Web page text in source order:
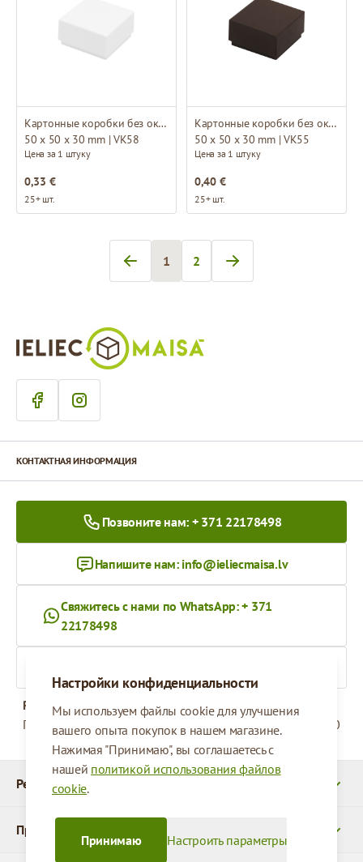
Картонные коробки без окна
50 x 50 x 30 mm | VK58
Цена за 1 штуку
0,33 €
25+ шт.
Картонные коробки без окна
50 x 50 x 30 mm | VK55
Цена за 1 штуку
0,40 €
25+ шт.
Вы сейчас читаете страницу
1
Страница
2
Настройки конфиденциальности
Мы используем файлы cookie для улучшения
вашего опыта покупок в нашем магазине.
Нажимая "Принимаю", вы соглашаетесь с
нашей политикой использования файлов
cookie.
Настроить параметры
Принимаю
Реквизиты
Продукты
КОНТАКТНАЯ ИНФОРМАЦИЯ
Позвоните нам: + 371 22178498
Напишите нам: info@ieliecmaisa.lv
Свяжитесь с нами по WhatsApp: + 371
22178498
Рабочее время
Понедельник - Пятница
09:00 - 17:00